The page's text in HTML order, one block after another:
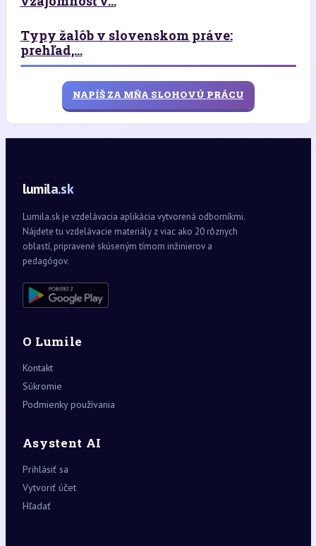
Typy žalôb v slovenskom práve:
prehľad,...
NAPÍŠ ZA MŇA SLOHOVÚ PRÁCU
lumila.sk
Lumila.sk je vzdelávacia aplikácia vytvorená odborníkmi.
Nájdete tu vzdelávacie materiály z viac ako 20 rôznych
oblastí, pripravené skúseným tímom inžinierov a
pedagógov.
O Lumile
Kontakt
Súkromie
Podmienky používania
Asystent AI
Prihlásiť sa
Vytvoriť účet
Hľadať